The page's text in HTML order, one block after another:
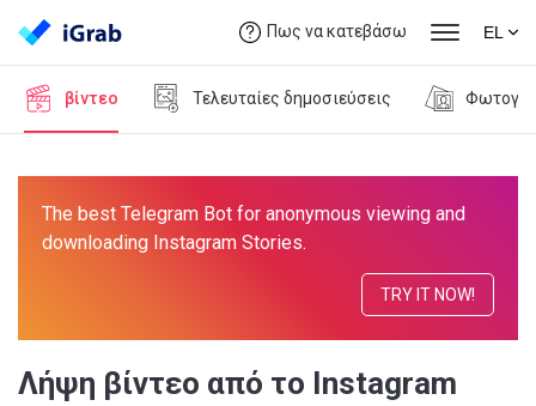
Πως να κατεβάσω EL
βίντεο Τελευταίες δημοσιεύσεις
The best Telegram Bot for anonymous viewing and
downloading Instagram Stories.
TRY IT NOW!
Λήψη βίντεο από το Instagram